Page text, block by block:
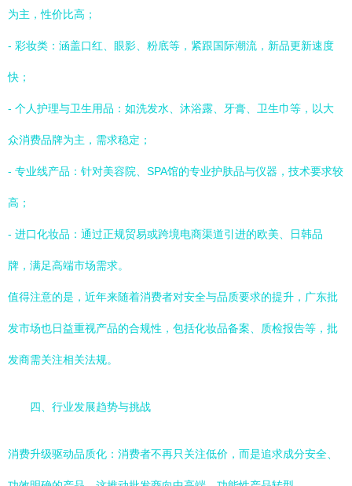
为主，性价比高；
- 彩妆类：涵盖口红、眼影、粉底等，紧跟国际潮流，新品更新速度
快；
- 个人护理与卫生用品：如洗发水、沐浴露、牙膏、卫生巾等，以大
众消费品牌为主，需求稳定；
- 专业线产品：针对美容院、SPA馆的专业护肤品与仪器，技术要求较
高；
- 进口化妆品：通过正规贸易或跨境电商渠道引进的欧美、日韩品
牌，满足高端市场需求。
值得注意的是，近年来随着消费者对安全与品质要求的提升，广东批
发市场也日益重视产品的合规性，包括化妆品备案、质检报告等，批
发商需关注相关法规。
四、行业发展趋势与挑战
消费升级驱动品质化：消费者不再只关注低价，而是追求成分安全、